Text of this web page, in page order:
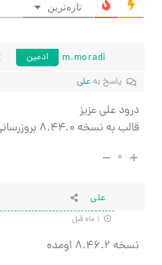
تازه‌ترین
m.moradi
ادمین
پاسخ بهعلی
درود علی عزیز
قالب به نسخه ۸.۴۴.۰ بروزرسانی شد 🙂
۰
علی
نسخه ۸.۴۶.۲ اومده